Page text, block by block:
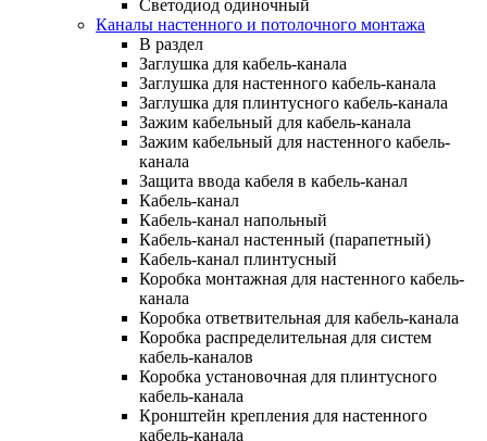
Светодиод одиночный
Каналы настенного и потолочного монтажа
В раздел
Заглушка для кабель-канала
Заглушка для настенного кабель-канала
Заглушка для плинтусного кабель-канала
Зажим кабельный для кабель-канала
Зажим кабельный для настенного кабель-
канала
Защита ввода кабеля в кабель-канал
Кабель-канал
Кабель-канал напольный
Кабель-канал настенный (парапетный)
Кабель-канал плинтусный
Коробка монтажная для настенного кабель-
канала
Коробка ответвительная для кабель-канала
Коробка распределительная для систем
кабель-каналов
Коробка установочная для плинтусного
кабель-канала
Кронштейн крепления для настенного
кабель-канала